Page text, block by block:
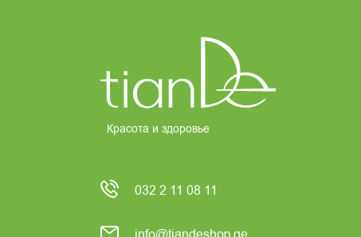
Красота и здоровье
032 2 11 08 11